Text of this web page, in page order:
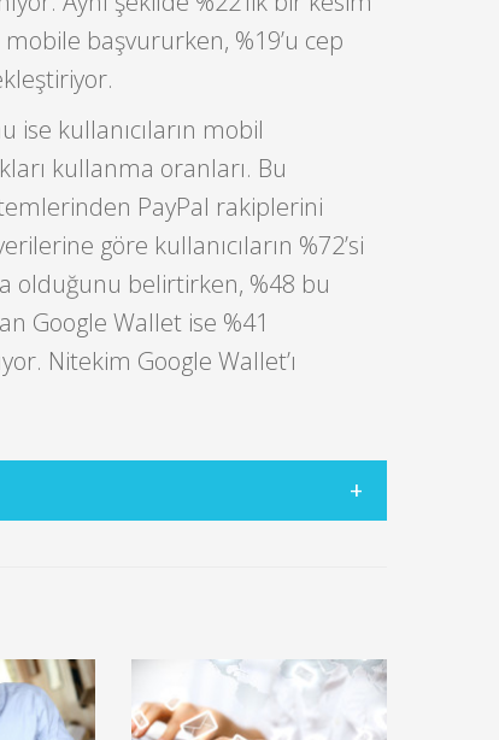
başvururken, %19’u cep
ise kullanıcıların mobil
kullanma oranları. Bu
PayPal rakiplerini
göre kullanıcıların %72’si
olduğunu belirtirken, %48 bu
Google Wallet ise %41
Nitekim Google Wallet’ı